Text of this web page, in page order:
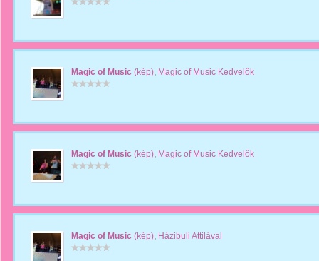
Magic of Music (kép), Magic of Music Kedvelők
Magic of Music (kép), Magic of Music Kedvelők
Magic of Music (kép), Házibuli Attilával